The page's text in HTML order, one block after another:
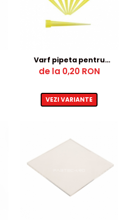
Varf pipeta pentru
Adeziv cu activator
de la 0,20 RON
VEZI VARIANTE